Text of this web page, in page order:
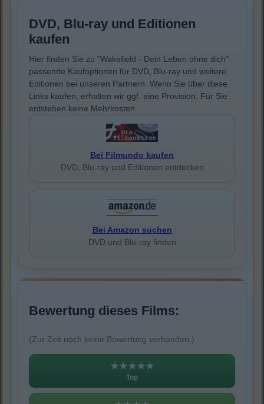
DVD, Blu-ray und Editionen
kaufen
Hier finden Sie zu "Wakefield - Dein Leben ohne dich"
passende Kaufoptionen für DVD, Blu-ray und weitere
Editionen bei unseren Partnern. Wenn Sie über diese
Links kaufen, erhalten wir ggf. eine Provision. Für Sie
entstehen keine Mehrkosten.
Bei Filmundo kaufen
DVD, Blu-ray und Editionen entdecken
Bei Amazon suchen
DVD und Blu-ray finden
Bewertung dieses Films:
(Zur Zeit noch keine Bewertung vorhanden.)
★★★★★
Top